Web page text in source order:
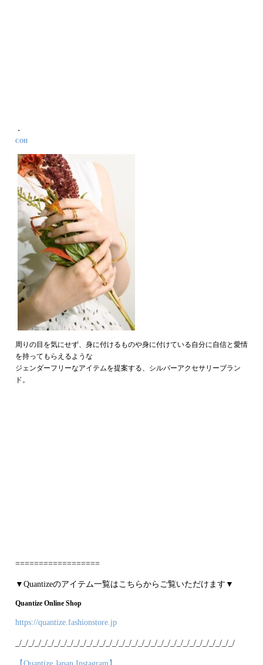
・
COH
周りの目を気にせず、身に付けるものや身に付けている自分に自信と愛情
を持ってもらえるような
ジェンダーフリーなアイテムを提案する、シルバーアクセサリーブラン
ド。
==================
▼Quantizeのアイテム一覧はこちらからご覧いただけます▼
Quantize Online Shop
https://quantize.fashionstore.jp
_/_/_/_/_/_/_/_/_/_/_/_/_/_/_/_/_/_/_/_/_/_/_/_/_/_/_/_/_/_/_/_/_/_/